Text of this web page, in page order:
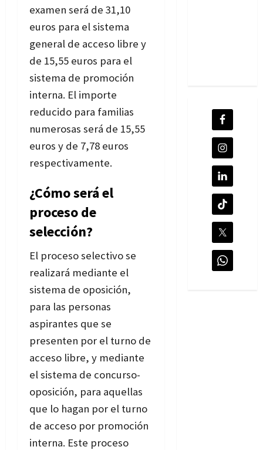
examen será de 31,10
euros para el sistema
general de acceso libre y
de 15,55 euros para el
sistema de promoción
interna. El importe
reducido para familias
numerosas será de 15,55
euros y de 7,78 euros
respectivamente.
¿Cómo será el
proceso de
selección?
El proceso selectivo se
realizará mediante el
sistema de oposición,
para las personas
aspirantes que se
presenten por el turno de
acceso libre, y mediante
el sistema de concurso-
oposición, para aquellas
que lo hagan por el turno
de acceso por promoción
interna. Este proceso